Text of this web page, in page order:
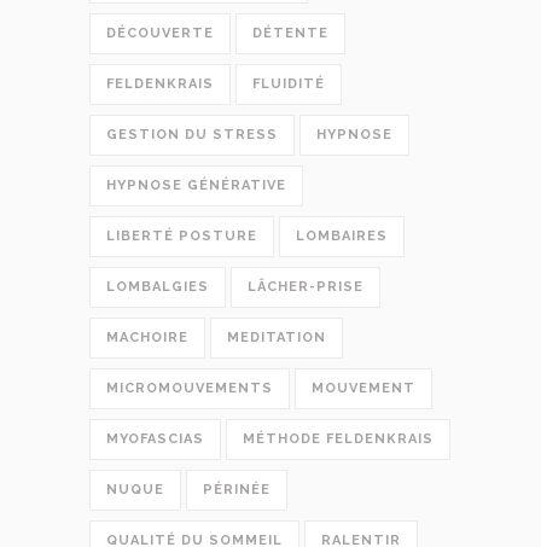
DÉCOUVERTE DÉTENTE
FELDENKRAIS FLUIDITÉ
GESTION DU STRESS HYPNOSE
HYPNOSE GÉNÉRATIVE
LIBERTÉ POSTURE LOMBAIRES
LOMBALGIES LÂCHER-PRISE
MACHOIRE MEDITATION
MICROMOUVEMENTS MOUVEMENT
MYOFASCIAS MÉTHODE FELDENKRAIS
NUQUE PÉRINÉE
QUALITÉ DU SOMMEIL RALENTIR